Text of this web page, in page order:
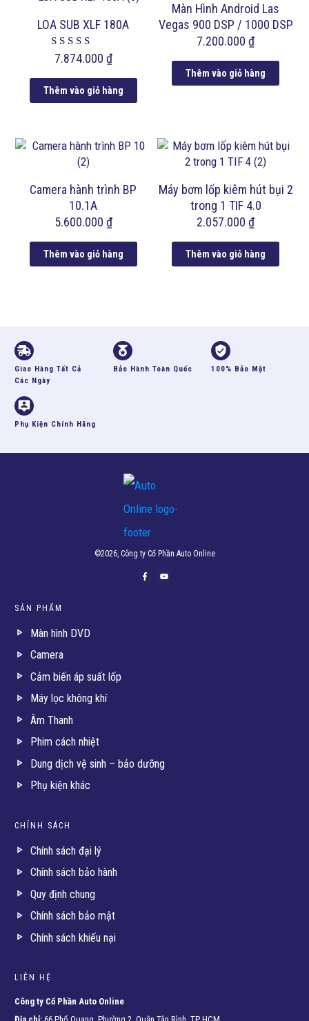
LOA SUB XLF 180A
Được xếp
hạng
5 sao
7.874.000 ₫
Thêm vào giỏ hàng
Màn Hình Android Las
Vegas 900 DSP / 1000 DSP
7.200.000₫
Thêm vào giỏ hàng
Camera hành trình BP
10.1A
5.600.000 ₫
Thêm vào giỏ hàng
Máy bơm lốp kiêm hút bụi 2
trong 1 TIF 4.0
2.057.000₫
Thêm vào giỏ hàng
Giao Hàng Tất Cả
Các Ngày
Bảo Hành Toàn Quốc 100% Bảo Mật
Phụ Kiện Chính Hãng
©2026, Công ty Cổ Phần Auto Online
SẢN PHẨM
Màn hình DVD
Camera
Cảm biến áp suất lốp
Máy lọc không khí
Âm Thanh
Phim cách nhiệt
Dung dịch vệ sinh – bảo dưỡng
Phụ kiện khác
CHÍNH SÁCH
Chính sách đại lý
Chính sách bảo hành
Quy định chung
Chính sách bảo mật
Chính sách khiếu nại
LIÊN HỆ
Công ty Cổ Phần Auto Online